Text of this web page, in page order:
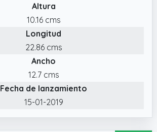
Altura
10.16 cms
Longitud
22.86 cms
Ancho
12.7 cms
Fecha de lanzamiento
15-01-2019